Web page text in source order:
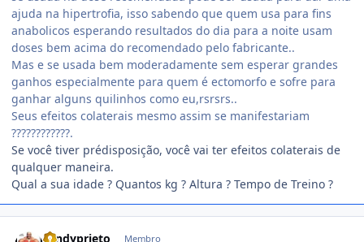
ajuda na hipertrofia, isso sabendo que quem usa para fins
anabolicos esperando resultados do dia para a noite usam
doses bem acima do recomendado pelo fabricante..
Mas e se usada bem moderadamente sem esperar grandes
ganhos especialmente para quem é ectomorfo e sofre para
ganhar alguns quilinhos como eu,rsrsrs..
Seus efeitos colaterais mesmo assim se manifestariam
????????????.
Se você tiver prédisposição, você vai ter efeitos colaterais de
qualquer maneira.
Qual a sua idade ? Quantos kg ? Altura ? Tempo de Treino ?
rondyprieto Membro